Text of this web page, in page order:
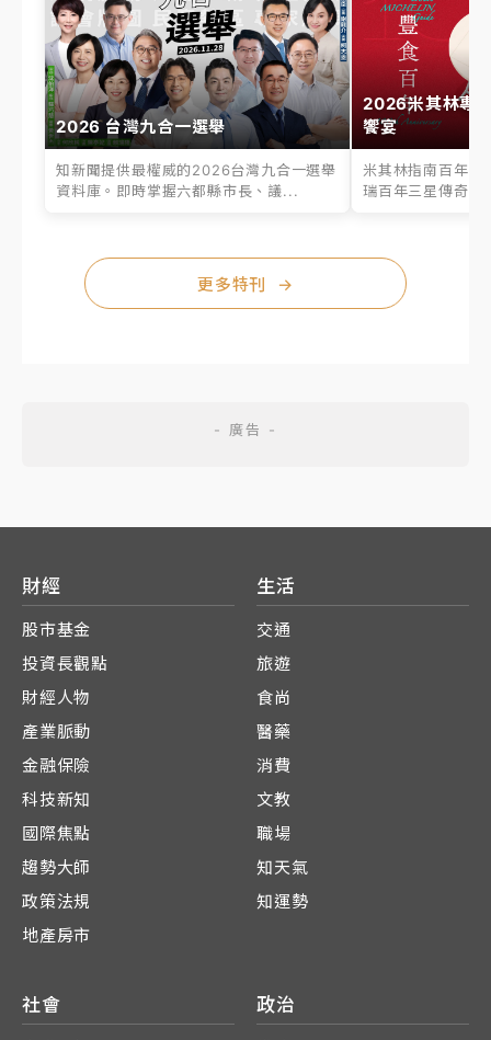
2026 台灣九合一選舉
知新聞提供最權威的2026台灣九合一選舉
資料庫。即時掌握六都縣市長、議...
2026米其林專
饗宴
米其林指南百年之
瑞百年三星傳奇、
更多特刊 →
財經
股市基金
投資長觀點
財經人物
產業脈動
金融保險
科技新知
國際焦點
趨勢大師
政策法規
地產房市
生活
交通
旅遊
食尚
醫藥
消費
文教
職場
知天氣
知運勢
社會 政治